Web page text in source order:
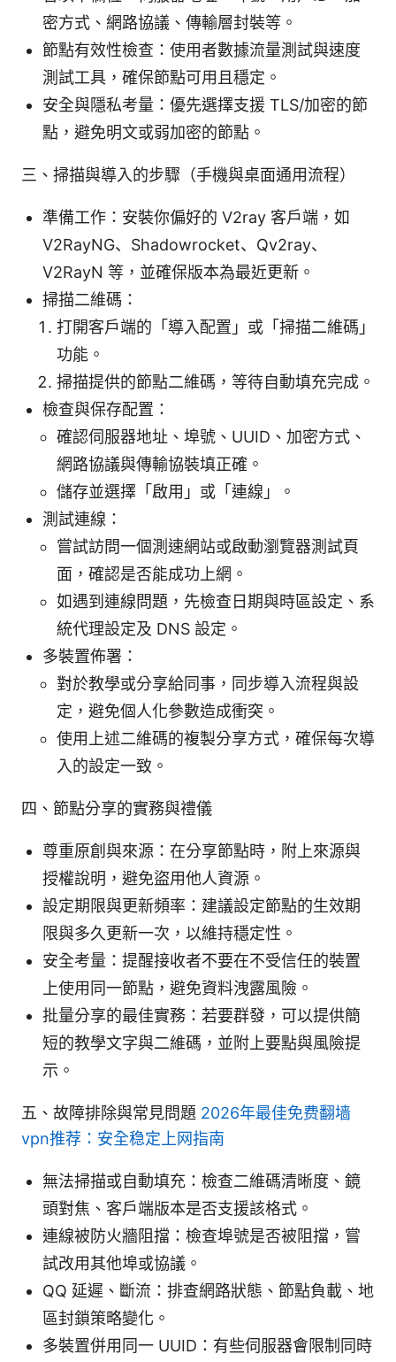
密方式、網路協議、傳輸層封裝等。
節點有效性檢查：使用者數據流量測試與速度
測試工具，確保節點可用且穩定。
安全與隱私考量：優先選擇支援 TLS/加密的節
點，避免明文或弱加密的節點。
三、掃描與導入的步驟（手機與桌面通用流程）
準備工作：安裝你偏好的 V2ray 客戶端，如
V2RayNG、Shadowrocket、Qv2ray、
V2RayN 等，並確保版本為最近更新。
掃描二維碼：
打開客戶端的「導入配置」或「掃描二維碼」
功能。
掃描提供的節點二維碼，等待自動填充完成。
檢查與保存配置：
確認伺服器地址、埠號、UUID、加密方式、
網路協議與傳輸協裝填正確。
儲存並選擇「啟用」或「連線」。
測試連線：
嘗試訪問一個測速網站或啟動瀏覽器測試頁
面，確認是否能成功上網。
如遇到連線問題，先檢查日期與時區設定、系
統代理設定及 DNS 設定。
多裝置佈署：
對於教學或分享給同事，同步導入流程與設
定，避免個人化參數造成衝突。
使用上述二維碼的複製分享方式，確保每次導
入的設定一致。
四、節點分享的實務與禮儀
尊重原創與來源：在分享節點時，附上來源與
授權說明，避免盜用他人資源。
設定期限與更新頻率：建議設定節點的生效期
限與多久更新一次，以維持穩定性。
安全考量：提醒接收者不要在不受信任的裝置
上使用同一節點，避免資料洩露風險。
批量分享的最佳實務：若要群發，可以提供簡
短的教學文字與二維碼，並附上要點與風險提
示。
五、故障排除與常見問題 2026年最佳免费翻墙
vpn推荐：安全稳定上网指南
無法掃描或自動填充：檢查二維碼清晰度、鏡
頭對焦、客戶端版本是否支援該格式。
連線被防火牆阻擋：檢查埠號是否被阻擋，嘗
試改用其他埠或協議。
QQ 延遲、斷流：排查網路狀態、節點負載、地
區封鎖策略變化。
多裝置併用同一 UUID：有些伺服器會限制同時